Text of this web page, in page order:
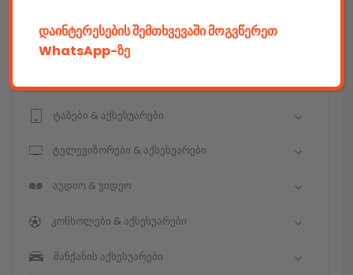
კამერები & აქსესუარები
ტაბები & აქსესუარები
ტელევიზორები & აქსესუარები
აუდიო & ვიდეო
კონსოლები & აქსესუარები
მანქანის აქსესუარები
დაინტერესების შემთხვევაში მოგვწერეთ
WhatsApp-ზე